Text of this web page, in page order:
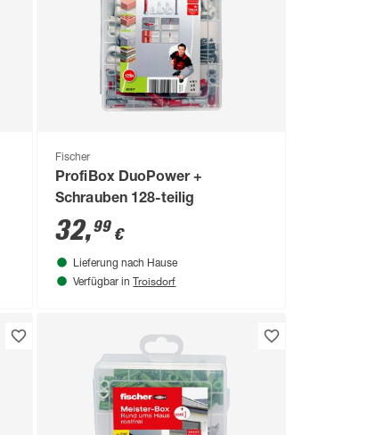
Fischer
ProfiBox DuoPower +
Schrauben 128-teilig
32,99 €
Lieferung nach Hause
Verfügbar in Troisdorf